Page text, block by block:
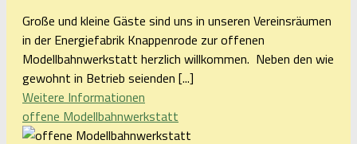
Große und kleine Gäste sind uns in unseren Vereinsräumen
in der Energiefabrik Knappenrode zur offenen
Modellbahnwerkstatt herzlich willkommen. Neben den wie
gewohnt in Betrieb seienden [...]
Weitere Informationen
offene Modellbahnwerkstatt